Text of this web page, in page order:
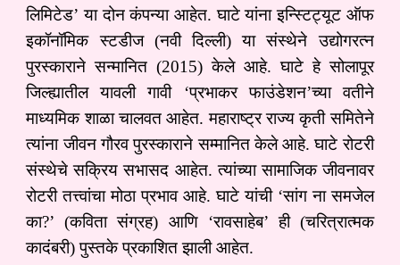
लिमिटेड’ या दोन कंपन्या आहेत. घाटे यांना इन्स्टिट्यूट ऑफ
इकॉनॉमिक स्टडीज (नवी दिल्ली) या संस्थेने उद्योगरत्न
पुरस्काराने सन्मानित (2015) केले आहे. घाटे हे सोलापूर
जिल्ह्यातील यावली गावी ‘प्रभाकर फाउंडेशन’च्या वतीने
माध्यमिक शाळा चालवत आहेत. महाराष्ट्र राज्य कृती समितेने
त्यांना जीवन गौरव पुरस्काराने सम्मानित केले आहे. घाटे रोटरी
संस्थेचे सक्रिय सभासद आहेत. त्यांच्या सामाजिक जीवनावर
रोटरी तत्त्वांचा मोठा प्रभाव आहे. घाटे यांची ‘सांग ना समजेल
का?’ (कविता संग्रह) आणि ‘रावसाहेब’ ही (चरित्रात्मक
कादंबरी) पुस्तके प्रकाशित झाली आहेत.